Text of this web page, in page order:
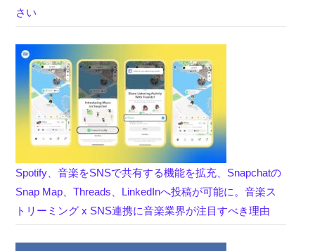
さい
Spotify、音楽をSNSで共有する機能を拡充、Snapchatの
Snap Map、Threads、LinkedInへ投稿が可能に。音楽ス
トリーミング x SNS連携に音楽業界が注目すべき理由